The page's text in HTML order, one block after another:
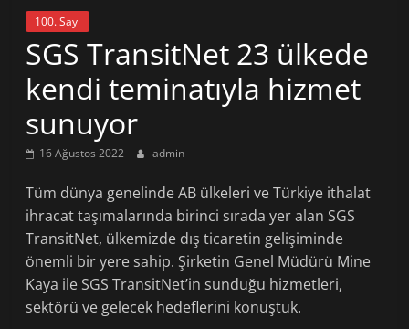
100. Sayı
SGS TransitNet 23 ülkede
kendi teminatıyla hizmet
sunuyor
16 Ağustos 2022 admin
Tüm dünya genelinde AB ülkeleri ve Türkiye ithalat
ihracat taşımalarında birinci sırada yer alan SGS
TransitNet, ülkemizde dış ticaretin gelişiminde
önemli bir yere sahip. Şirketin Genel Müdürü Mine
Kaya ile SGS TransitNet’in sunduğu hizmetleri,
sektörü ve gelecek hedeflerini konuştuk.